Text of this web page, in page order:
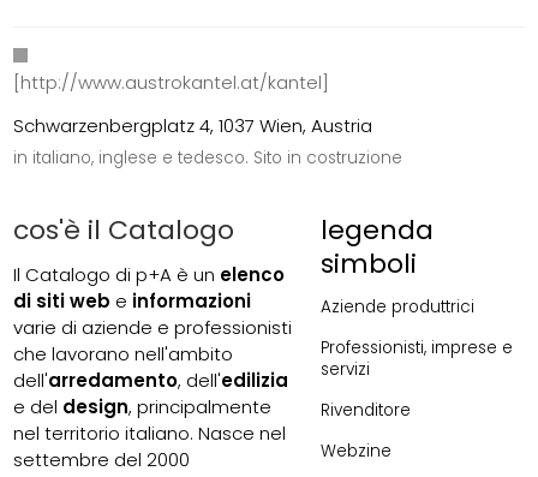
[http://www.austrokantel.at/kantel]
Schwarzenbergplatz 4, 1037 Wien, Austria
in italiano, inglese e tedesco. Sito in costruzione
legenda
simboli
Aziende produttrici
Professionisti, imprese e
servizi
Rivenditore
Webzine
cos'è il Catalogo
Il Catalogo di p+A è un elenco
di siti web e informazioni
varie di aziende e professionisti
che lavorano nell'ambito
dell'arredamento, dell'edilizia
e del design, principalmente
nel territorio italiano. Nasce nel
settembre del 2000